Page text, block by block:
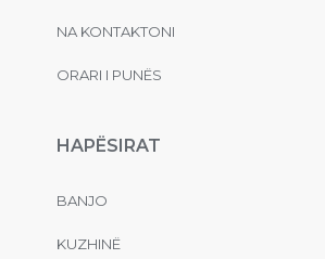
NA KONTAKTONI
ORARI I PUNËS
HAPËSIRAT
BANJO
KUZHINË